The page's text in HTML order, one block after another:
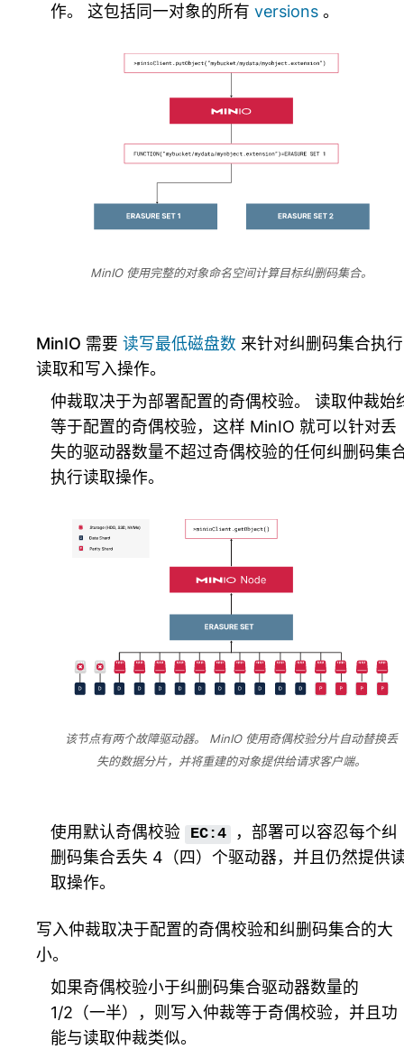
作。 这包括同一对象的所有 versions 。
MinIO 使用完整的对象命名空间计算目标纠删码集合。
MinIO 需要 读写最低磁盘数 来针对纠删码集合执行
读取和写入操作。
仲裁取决于为部署配置的奇偶校验。 读取仲裁始
等于配置的奇偶校验，这样 MinIO 就可以针对丢
失的驱动器数量不超过奇偶校验的任何纠删码集
执行读取操作。
该节点有两个故障驱动器。 MinIO 使用奇偶校验分片自动替换丢
失的数据分片，并将重建的对象提供给请求客户端。
使用默认奇偶校验 EC:4
，部署可以容忍每个纠
删码集合丢失 4（四）个驱动器，并且仍然提供
取操作。
写入仲裁取决于配置的奇偶校验和纠删码集合的大
小。
如果奇偶校验小于纠删码集合驱动器数量的
1/2（一半），则写入仲裁等于奇偶校验，并且功
能与读取仲裁类似。